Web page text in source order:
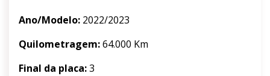
Ano/Modelo: 2022/2023
Quilometragem:64.000 Km
Final da placa:3